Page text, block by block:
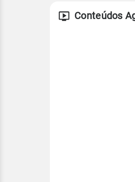
Conteúdos